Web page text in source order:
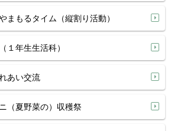
まもるタイム（縦割り活動）
１年生生活科）
あい交流
（夏野菜の）収穫祭